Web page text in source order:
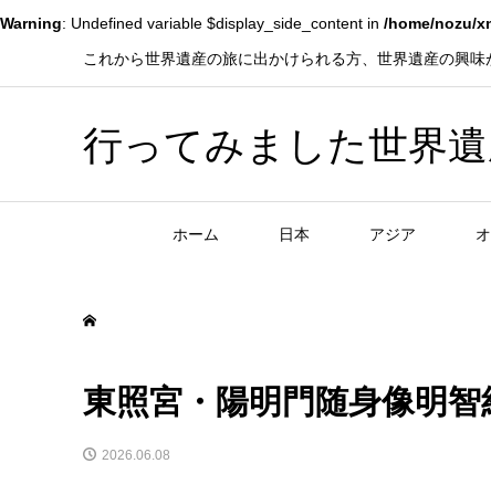
Warning: Undefined variable $display_side_content in /home/nozu/
これから世界遺産の旅に出かけられる方、世界遺産の興
行ってみました世界
ホーム 日本 アジア
東照宮・陽明門随身像明智
2026.06.08